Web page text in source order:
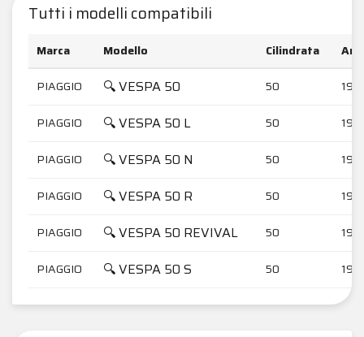
Tutti i modelli compatibili
Marca Modello Cilindrata
PIAGGIO
🔍 VESPA 50 50
PIAGGIO 🔍 VESPA 50 L 50
PIAGGIO 🔍 VESPA 50 N 50
PIAGGIO 🔍 VESPA 50 R 50
PIAGGIO 🔍 VESPA 50 REVIVAL 50
PIAGGIO 🔍 VESPA 50 S 50